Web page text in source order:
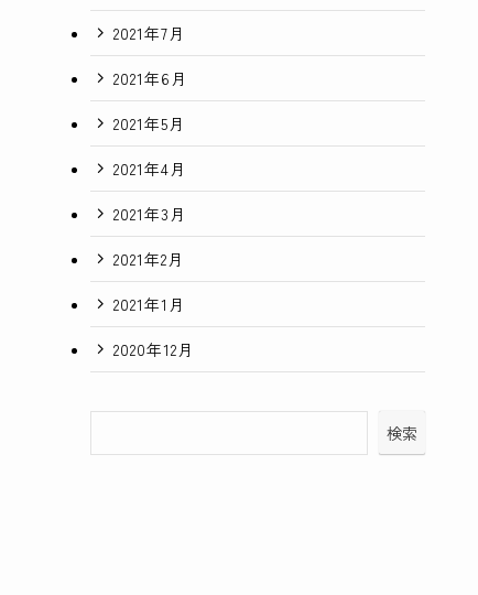
2021年7月
2021年6月
2021年5月
2021年4月
2021年3月
2021年2月
2021年1月
2020年12月
検索